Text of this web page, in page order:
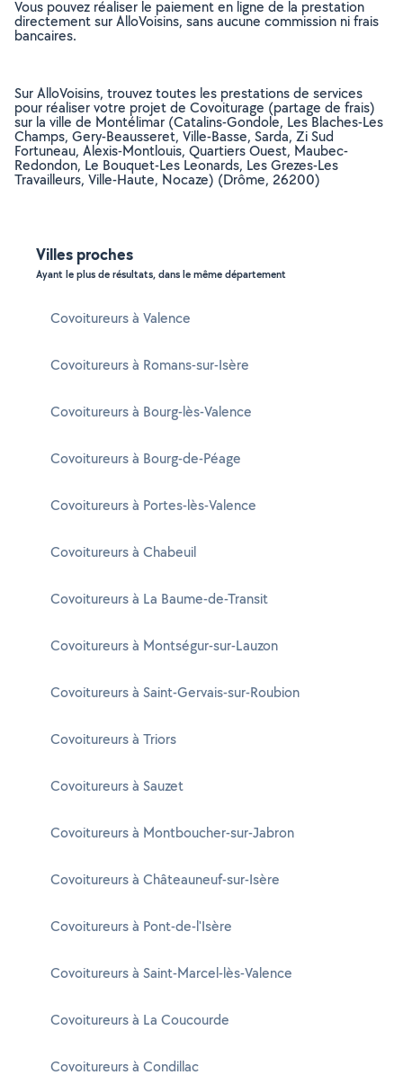
Vous pouvez réaliser le paiement en ligne de la prestation
directement sur AlloVoisins, sans aucune commission ni frais
bancaires.
Sur AlloVoisins, trouvez toutes les prestations de services
pour réaliser votre projet de Covoiturage (partage de frais)
sur la ville de Montélimar (Catalins-Gondole, Les Blaches-Les
Champs, Gery-Beausseret, Ville-Basse, Sarda, Zi Sud
Fortuneau, Alexis-Montlouis, Quartiers Ouest, Maubec-
Redondon, Le Bouquet-Les Leonards, Les Grezes-Les
Travailleurs, Ville-Haute, Nocaze) (Drôme, 26200)
Villes proches
Ayant le plus de résultats, dans le même département
Covoitureurs à Valence
Covoitureurs à Romans-sur-Isère
Covoitureurs à Bourg-lès-Valence
Covoitureurs à Bourg-de-Péage
Covoitureurs à Portes-lès-Valence
Covoitureurs à Chabeuil
Covoitureurs à La Baume-de-Transit
Covoitureurs à Montségur-sur-Lauzon
Covoitureurs à Saint-Gervais-sur-Roubion
Covoitureurs à Triors
Covoitureurs à Sauzet
Covoitureurs à Montboucher-sur-Jabron
Covoitureurs à Châteauneuf-sur-Isère
Covoitureurs à Pont-de-l'Isère
Covoitureurs à Saint-Marcel-lès-Valence
Covoitureurs à La Coucourde
Covoitureurs à Condillac